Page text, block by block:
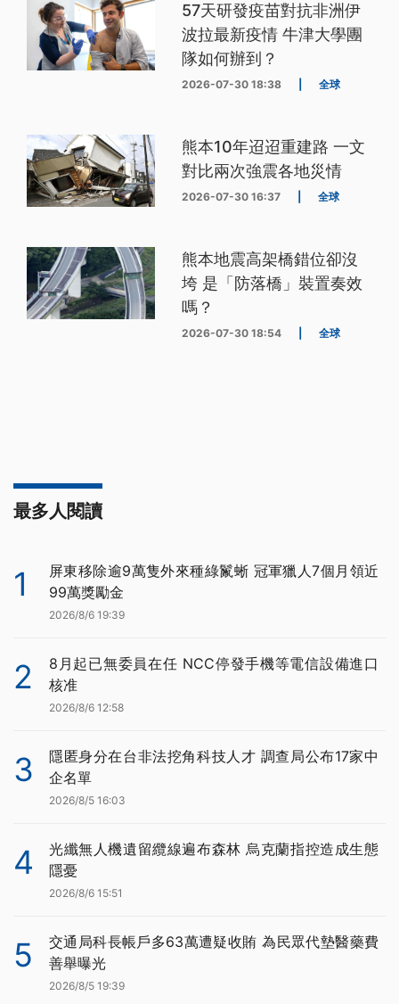
57天研發疫苗對抗非洲伊
波拉最新疫情 牛津大學團
隊如何辦到？
2026-07-30 18:38 全球
熊本10年迢迢重建路 一文
對比兩次強震各地災情
2026-07-30 16:37 全球
熊本地震高架橋錯位卻沒
垮 是「防落橋」裝置奏效
嗎？
2026-07-30 18:54 全球
最多人閱讀
1
屏東移除逾9萬隻外來種綠鬣蜥 冠軍獵人7個月領近
99萬獎勵金
2026/8/6 19:39
2
8月起已無委員在任 NCC停發手機等電信設備進口
核准
2026/8/6 12:58
3
隱匿身分在台非法挖角科技人才 調查局公布17家中
企名單
2026/8/5 16:03
4
光纖無人機遺留纜線遍布森林 烏克蘭指控造成生態
隱憂
2026/8/6 15:51
5
交通局科長帳戶多63萬遭疑收賄 為民眾代墊醫藥費
善舉曝光
2026/8/5 19:39